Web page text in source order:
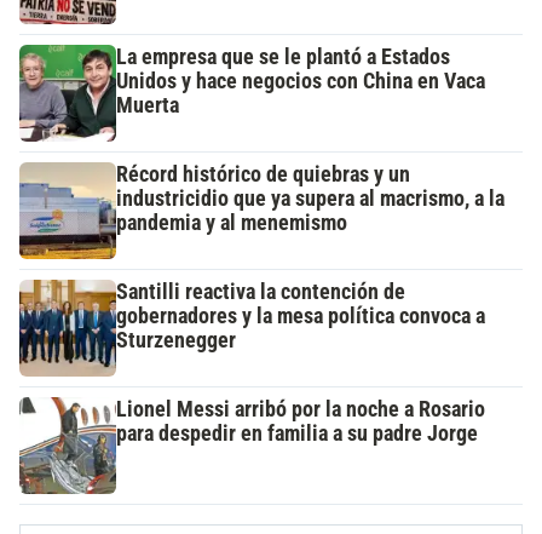
La empresa que se le plantó a Estados
Unidos y hace negocios con China en Vaca
Muerta
Récord histórico de quiebras y un
industricidio que ya supera al macrismo, a la
pandemia y al menemismo
Santilli reactiva la contención de
gobernadores y la mesa política convoca a
Sturzenegger
Lionel Messi arribó por la noche a Rosario
para despedir en familia a su padre Jorge